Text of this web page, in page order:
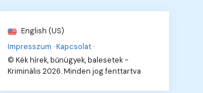
English (US)
Impresszum ·Kapcsolat ·
© Kék hírek, bűnügyek, balesetek -
Kriminális 2026. Minden jog fenttartva